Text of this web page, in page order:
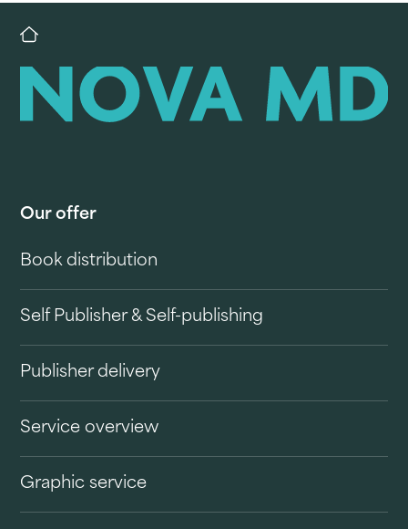
Our offer
Book distribution
Self Publisher & Self-publishing
Publisher delivery
Service overview
Graphic service